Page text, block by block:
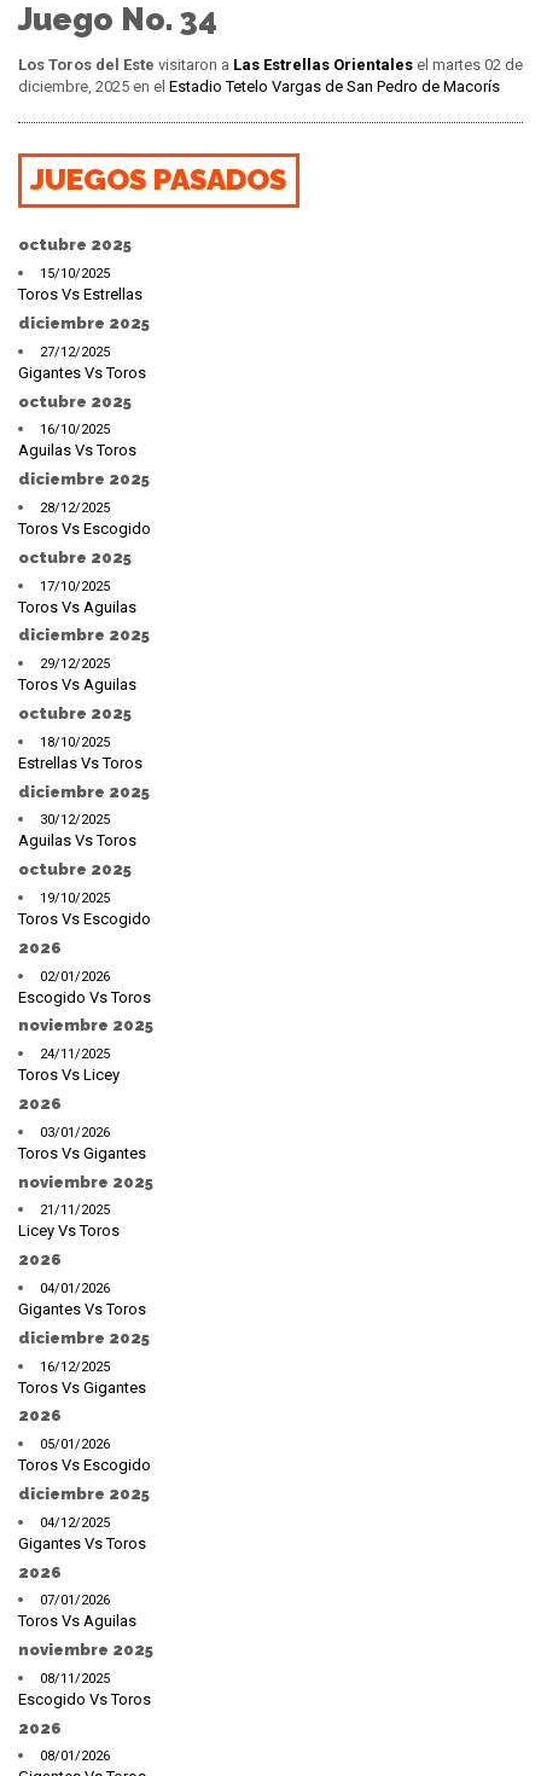
Juego No. 34
Los Toros del Este visitaron a Las Estrellas Orientales el martes 02 de
diciembre, 2025 en el Estadio Tetelo Vargas de San Pedro de Macorís
JUEGOS PASADOS
octubre 2025
15/10/2025
Toros Vs Estrellas
diciembre 2025
27/12/2025
Gigantes Vs Toros
octubre 2025
16/10/2025
Aguilas Vs Toros
diciembre 2025
28/12/2025
Toros Vs Escogido
octubre 2025
17/10/2025
Toros Vs Aguilas
diciembre 2025
29/12/2025
Toros Vs Aguilas
octubre 2025
18/10/2025
Estrellas Vs Toros
diciembre 2025
30/12/2025
Aguilas Vs Toros
octubre 2025
19/10/2025
Toros Vs Escogido
2026
02/01/2026
Escogido Vs Toros
noviembre 2025
24/11/2025
Toros Vs Licey
2026
03/01/2026
Toros Vs Gigantes
noviembre 2025
21/11/2025
Licey Vs Toros
2026
04/01/2026
Gigantes Vs Toros
diciembre 2025
16/12/2025
Toros Vs Gigantes
2026
05/01/2026
Toros Vs Escogido
diciembre 2025
04/12/2025
Gigantes Vs Toros
2026
07/01/2026
Toros Vs Aguilas
noviembre 2025
08/11/2025
Escogido Vs Toros
2026
08/01/2026